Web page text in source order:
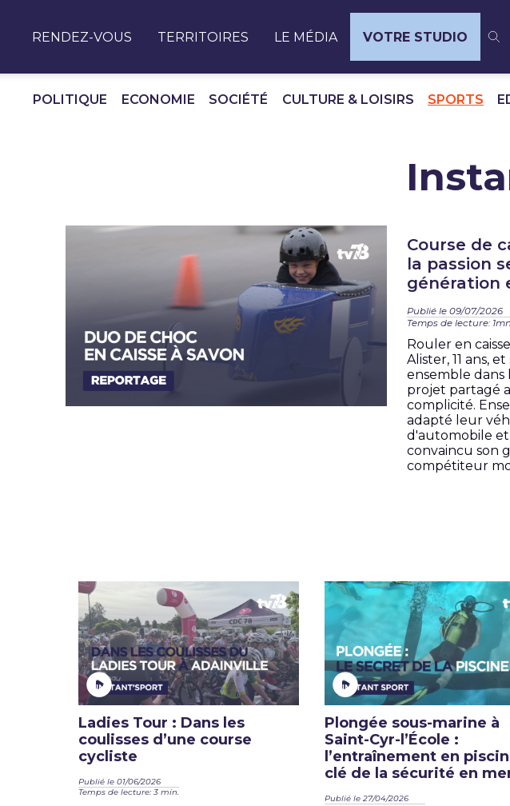
RENDEZ-VOUS TERRITOIRES LE MÉDIA VOTRE STUDIO
POLITIQUE ECONOMIE SOCIÉTÉ CULTURE & LOISIRS SPORTS
Course de
la passion
génération
Publié le 09/07/2026
Temps de lecture: 1mn
Rouler en
Alister, 11 ans,
ensemble
projet partagé
complicité.
adapté leur
d'automobile
convaincu son
compétiteur
Ladies Tour : Dans les
coulisses d’une course
cycliste
Publié le 01/06/2026
Temps de lecture: 3 min.
Plongée sous-marine à
Saint-Cyr-l’École :
l’entraînement en
clé de la sécurité en
Publié le 27/04/2026